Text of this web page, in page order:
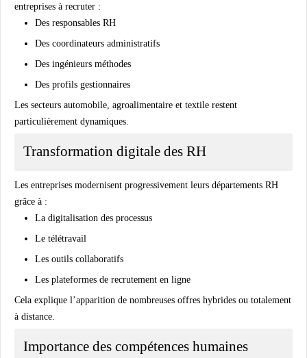
entreprises à recruter :
Des responsables RH
Des coordinateurs administratifs
Des ingénieurs méthodes
Des profils gestionnaires
Les secteurs automobile, agroalimentaire et textile restent
particulièrement dynamiques.
Transformation digitale des RH
Les entreprises modernisent progressivement leurs départements RH
grâce à :
La digitalisation des processus
Le télétravail
Les outils collaboratifs
Les plateformes de recrutement en ligne
Cela explique l’apparition de nombreuses offres hybrides ou totalement
à distance.
Importance des compétences humaines